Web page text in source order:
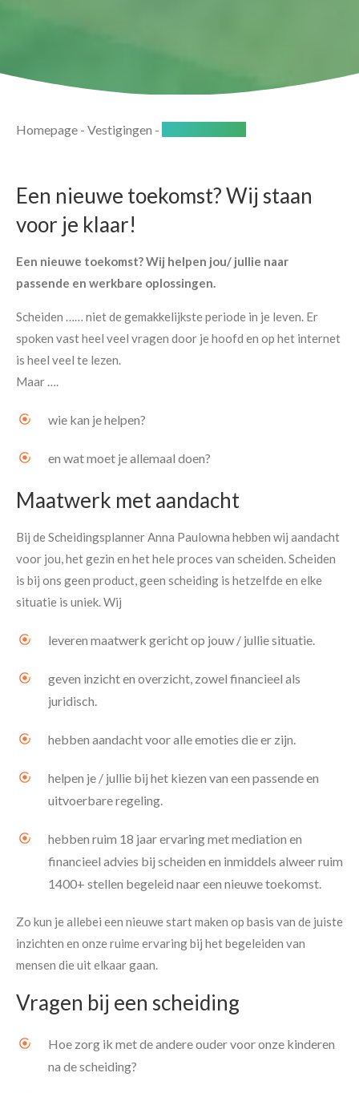
Homepage - Vestigingen -
Een nieuwe toekomst? Wij staan
voor je klaar!
Een nieuwe toekomst? Wij helpen jou/ jullie naar
passende en werkbare oplossingen.
Scheiden …… niet de gemakkelijkste periode in je leven. Er
spoken vast heel veel vragen door je hoofd en op het internet
is heel veel te lezen.
Maar ….
wie kan je helpen?
en wat moet je allemaal doen?
Maatwerk met aandacht
Bij de Scheidingsplanner Anna Paulowna hebben wij aandacht
voor jou, het gezin en het hele proces van scheiden. Scheiden
is bij ons geen product, geen scheiding is hetzelfde en elke
situatie is uniek. Wij
leveren maatwerk gericht op jouw / jullie situatie.
geven inzicht en overzicht, zowel financieel als
juridisch.
hebben aandacht voor alle emoties die er zijn.
helpen je / jullie bij het kiezen van een passende en
uitvoerbare regeling.
hebben ruim 18 jaar ervaring met mediation en
financieel advies bij scheiden en inmiddels alweer ruim
1400+ stellen begeleid naar een nieuwe toekomst.
Zo kun je allebei een nieuwe start maken op basis van de juiste
inzichten en onze ruime ervaring bij het begeleiden van
mensen die uit elkaar gaan.
Vragen bij een scheiding
Hoe zorg ik met de andere ouder voor onze kinderen
na de scheiding?